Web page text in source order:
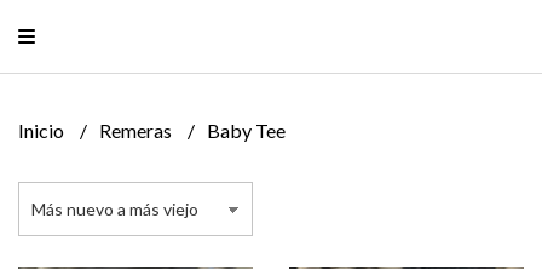
Inicio Remeras Baby Tee